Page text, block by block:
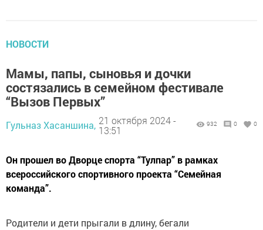
НОВОСТИ
Мамы, папы, сыновья и дочки
состязались в семейном фестивале
“Вызов Первых”
Гульназ Хасаншина, 21 октября 2024 -
13:51
932 0 0
Он прошел во Дворце спорта “Тулпар” в рамках
всероссийского спортивного проекта “Семейная
команда”.
Родители и дети прыгали в длину, бегали